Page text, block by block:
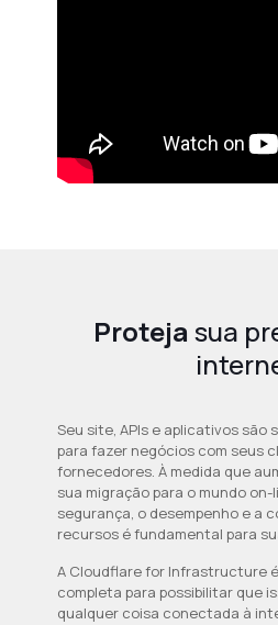
Proteja sua
Seu site, APIs e aplicativos são
para fazer negócios com seus
fornecedores. À medida que
sua migração para o mundo
segurança, o desempenho e a
recursos é fundamental para
A Cloudflare for Infrastructure
completa para possibilitar que
qualquer coisa conectada à